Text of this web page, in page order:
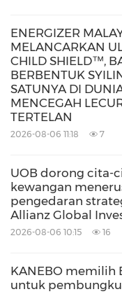
Butiran
Vijay
Syngene
M: +91 8310914552
E:
Alex Heeley /
De Facto
T: +44 (0) 203 735
E:
ENERGIZER
MELANCARKAN
CHILD SHIELD™,
BERBENTUK
SATUNYA DI
MENCEGAH
TERTELAN
2026-08-06 11:18 7
UOB dorong cita-
kewangan
pengedaran
Allianz Global
2026-08-06 10:15 16
KANEBO memilih
untuk